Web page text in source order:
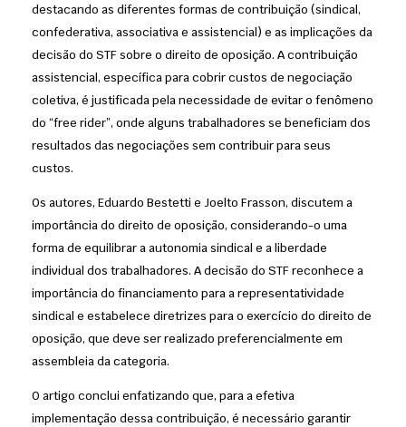
destacando as diferentes formas de contribuição (sindical,
confederativa, associativa e assistencial) e as implicações da
decisão do STF sobre o direito de oposição. A contribuição
assistencial, específica para cobrir custos de negociação
coletiva, é justificada pela necessidade de evitar o fenômeno
do “free rider”, onde alguns trabalhadores se beneficiam dos
resultados das negociações sem contribuir para seus
custos.
Os autores, Eduardo Bestetti e Joelto Frasson, discutem a
importância do direito de oposição, considerando-o uma
forma de equilibrar a autonomia sindical e a liberdade
individual dos trabalhadores. A decisão do STF reconhece a
importância do financiamento para a representatividade
sindical e estabelece diretrizes para o exercício do direito de
oposição, que deve ser realizado preferencialmente em
assembleia da categoria.
O artigo conclui enfatizando que, para a efetiva
implementação dessa contribuição, é necessário garantir